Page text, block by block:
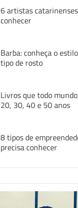
6 artistas
conhecer
Barba: conheça o
tipo de rosto
Livros que todo
20, 30, 40 e 50 anos
8 tipos de
precisa conhecer